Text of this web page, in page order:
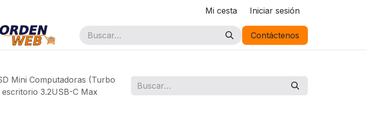
Mi cesta Iniciar sesión
Contáctenos
Mini Computadoras (Turbo
3.2USB-C Max